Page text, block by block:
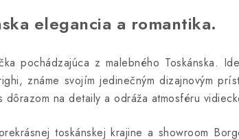
elegancia a romantika.
pochádzajúca z malebného Toskánska.
známe svojím jedinečným dizajnovým
na detaily a odráža atmosféru
toskánskej krajine a showroom